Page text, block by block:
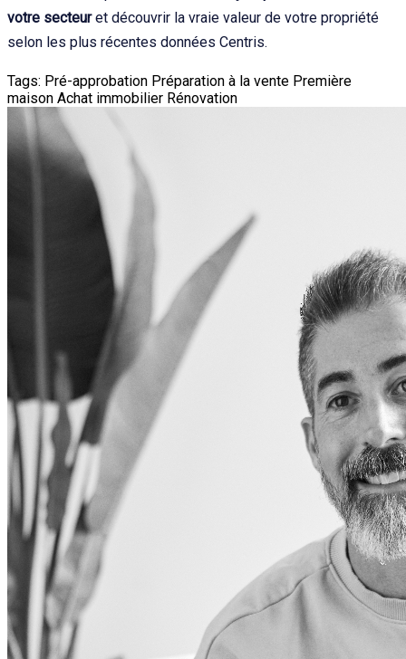
votre secteuret découvrir la vraie valeur de votre propriété
selon les plus récentes données Centris.
Tags: Pré-approbation Préparation à la vente Première
maison Achat immobilier Rénovation